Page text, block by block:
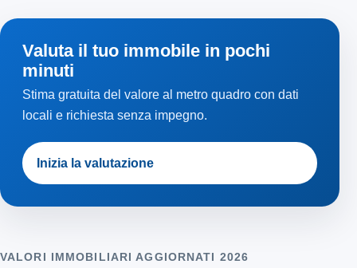
Valuta il tuo immobile in pochi
minuti
Stima gratuita del valore al metro quadro con dati
locali e richiesta senza impegno.
Inizia la valutazione
VALORI IMMOBILIARI AGGIORNATI 2026